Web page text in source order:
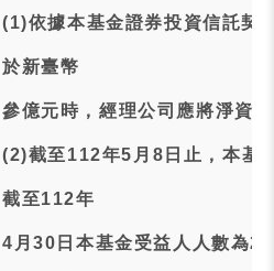
(1)依據本基金證券投資信託契
於新臺幣
參億元時，經理公司應將淨資
(2)截至112年5月8日止，本基
截至112年
4月30日本基金受益人人數為